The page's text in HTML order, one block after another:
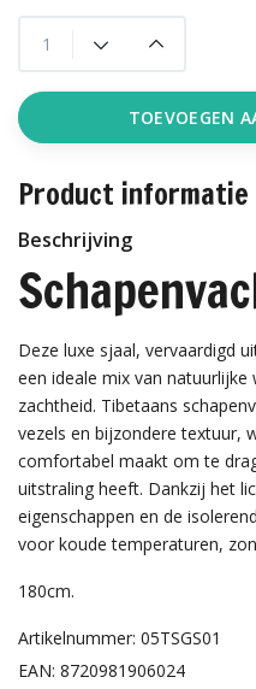
TOEVOEGEN
Product informatie
Beschrijving
Deze luxe sjaal, vervaardigd
een ideale mix van
zachtheid. Tibetaans
vezels en bijzondere textuur,
comfortabel maakt om te
uitstraling heeft. Dankzij het
eigenschappen en de
voor koude temperaturen,
180cm.
Artikelnummer: 05TSGS01
EAN: 8720981906024